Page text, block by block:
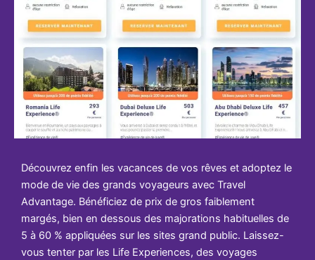
Découvrez enfin les vacances de vos rêves et adoptez le
mode de vie des grands voyageurs avec Travel
Advantage. Bénéficiez de prix de gros faiblement
margés, bien en dessous des majorations habituelles de
5 à 60 % appliquées sur les sites grand public. Laissez-
vous tenter par les Life Experiences, des voyages